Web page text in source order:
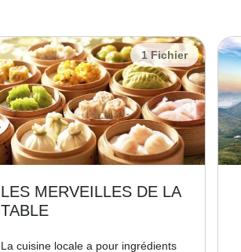
1 Fichier
LES MERVEILLES DE LA
TABLE
La cuisine locale a pour ingrédients